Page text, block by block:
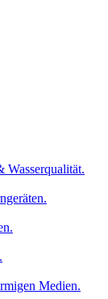
Wasserqualität.
Medien.